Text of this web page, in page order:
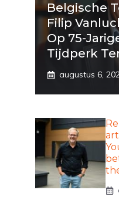
Belgische
Filip
Op 75-
Tijdperk
augustus 6,